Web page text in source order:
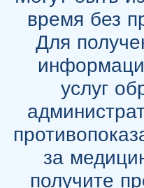
время без
Для
услуг
за
получите